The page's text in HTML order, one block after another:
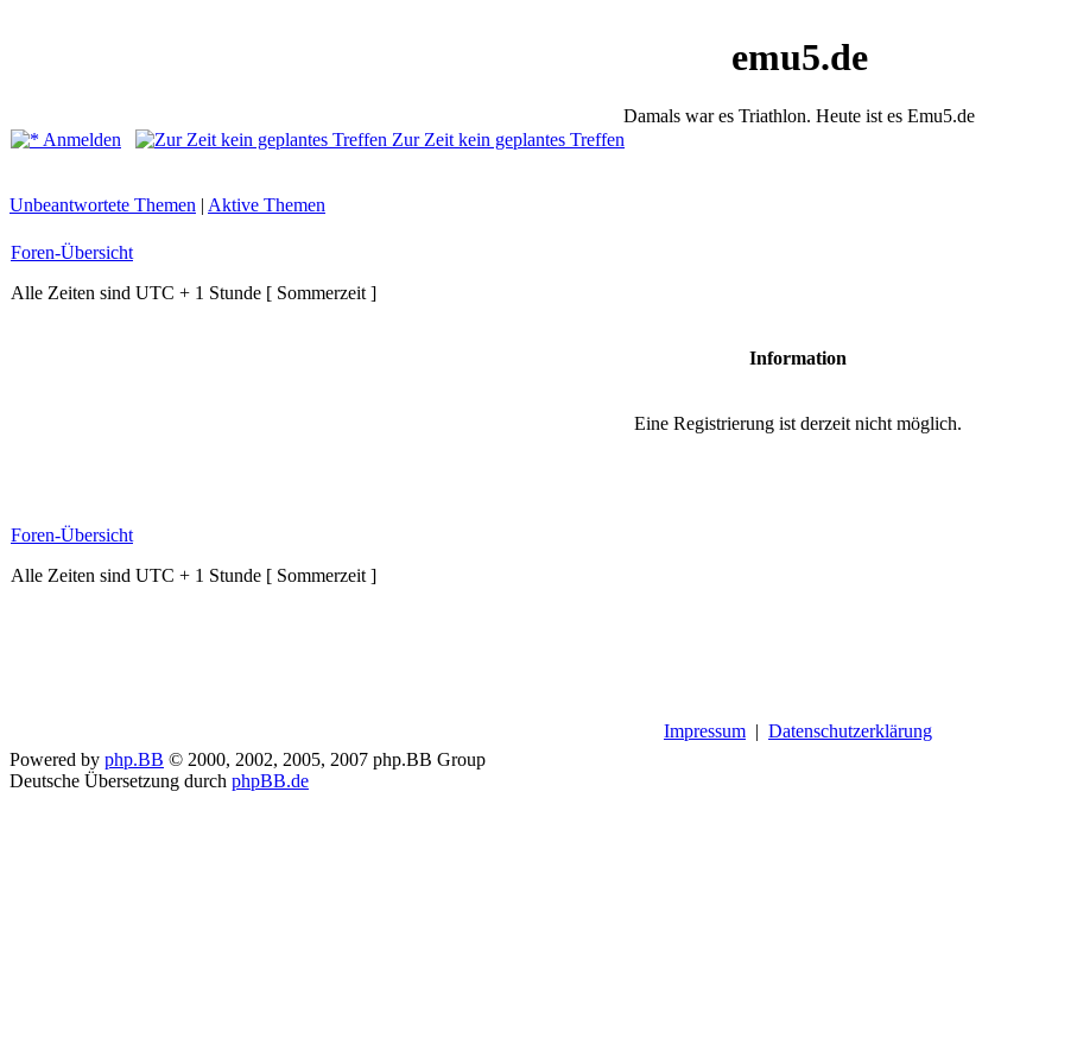
emu5.de
Damals war es Triathlon. Heute ist es Emu5.de
Anmelden
Zur Zeit kein geplantes Treffen
Unbeantwortete Themen | Aktive Themen
Foren-Übersicht
Alle Zeiten sind UTC + 1 Stunde [ Sommerzeit ]
Information
Eine Registrierung ist derzeit nicht möglich.
Foren-Übersicht
Alle Zeiten sind UTC + 1 Stunde [ Sommerzeit ]
Impressum | Datenschutzerklärung
Powered by php.BB © 2000, 2002, 2005, 2007 php.BB Group
Deutsche Übersetzung durch phpBB.de